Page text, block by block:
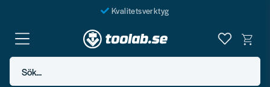
Kvalitetsverktyg
Fraktfritt över 999 SEK*
En järnhandel för alla
Sök...